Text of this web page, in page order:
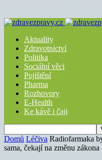
Aktuality
Zdravotnictví
Politika
Sociální věci
Pojištění
Pharma
Rozhovory
E-Health
Ke kávě i čaji
Domů Léčiva Radiofarmaka
sama, čekají na změnu zákona